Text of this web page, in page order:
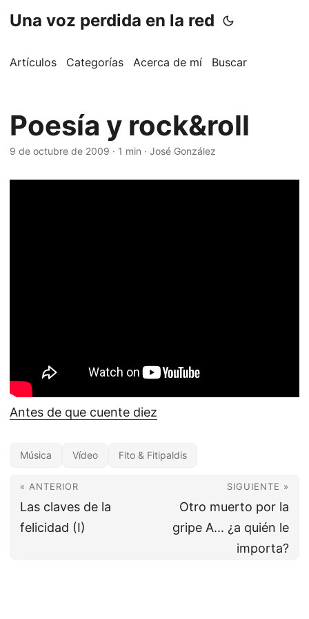
Una voz perdida en la red
Artículos Categorías Acerca de mí Buscar
Poesía y rock&roll
9 de octubre de 2009 · 1 min · José González
Antes de que cuente diez
Música Vídeo Fito & Fitipaldis
« ANTERIOR
Las claves de la
felicidad (I)
SIGUIENTE »
Otro muerto por la
gripe A... ¿a quién le
importa?